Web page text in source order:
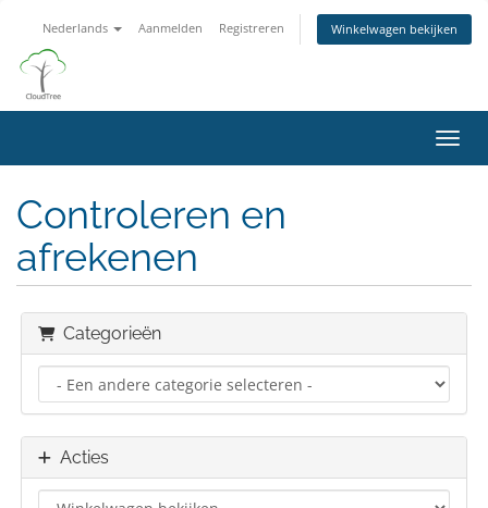
Nederlands Aanmelden Registreren Winkelwagen bekijken
Controleren en
afrekenen
Categorieën
Acties